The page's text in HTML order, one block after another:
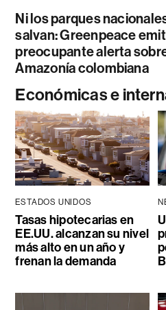
Ni los parques
salvan: Greenpeace
preocupante alerta
Amazonía colombiana
Económicas e
ESTADOS UNIDOS
Tasas hipotecarias en
EE.UU. alcanzan su nivel
más alto en un año y
frenan la demanda